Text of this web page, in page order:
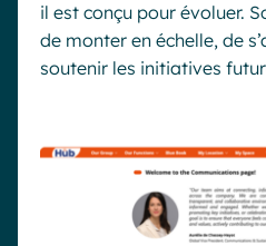
il est conçu pour évoluer.
de monter en échelle, de
soutenir les initiatives